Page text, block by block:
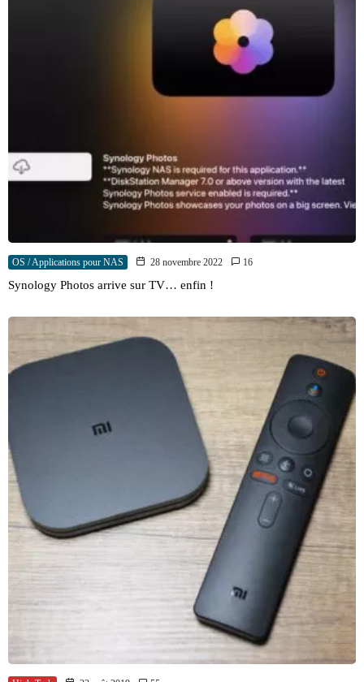
OS / Applications pour NAS 28 novembre 2022 16
Synology Photos arrive sur TV… enfin !